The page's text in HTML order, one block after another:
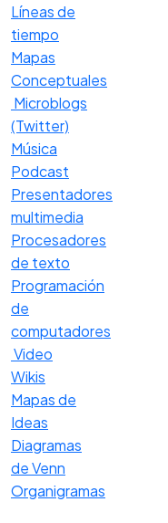
Líneas de
tiempo
Mapas
Conceptuales
Microblogs
(Twitter)
Música
Podcast
Presentadores
multimedia
Procesadores
de texto
Programación
de
computadores
Video
Wikis
Mapas de
Ideas
Diagramas
de Venn
Organigramas